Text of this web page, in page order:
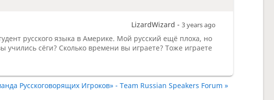
LizardWizard - 3 years ago
русского языка в Америке. Мой русский ещё плоха, но
учились сёги? Сколько времени вы играете? Тоже играете
Русскоговорящих Игроков» - Team Russian Speakers Forum »